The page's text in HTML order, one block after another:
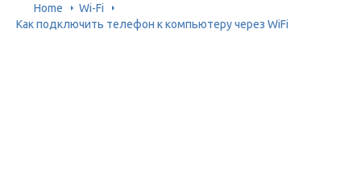
Home
Wi-Fi
Как подключить телефон к компьютеру через WiFi